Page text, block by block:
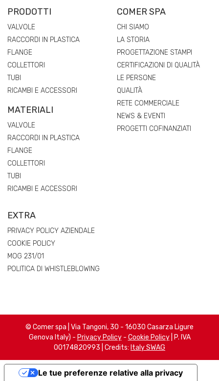
PRODOTTI
VALVOLE
RACCORDI IN PLASTICA
FLANGE
COLLETTORI
TUBI
RICAMBI E ACCESSORI
MATERIALI
VALVOLE
RACCORDI IN PLASTICA
FLANGE
COLLETTORI
TUBI
RICAMBI E ACCESSORI
COMER SPA
CHI SIAMO
LA STORIA
PROGETTAZIONE STAMPI
CERTIFICAZIONI DI QUALITÀ
LE PERSONE
QUALITÀ
RETE COMMERCIALE
NEWS & EVENTI
PROGETTI COFINANZIATI
EXTRA
PRIVACY POLICY AZIENDALE
COOKIE POLICY
MOG 231/01
POLITICA DI WHISTLEBLOWING
© Comer spa | Via Tangoni, 30 - 16030 Casarza Ligure
Genova Italy) - Privacy Policy- Cookie Policy| P. IVA
00174820993 | Credits: Italy SWAG
Le tue preferenze relative alla privacy